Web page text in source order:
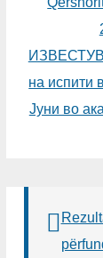
на испити
Јуни во